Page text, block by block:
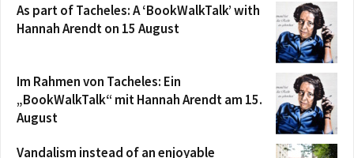
As part of Tacheles: A ‘BookWalkTalk’ with
Hannah Arendt on 15 August
Im Rahmen von Tacheles: Ein
„BookWalkTalk“ mit Hannah Arendt am 15.
August
Vandalism instead of an enjoyable